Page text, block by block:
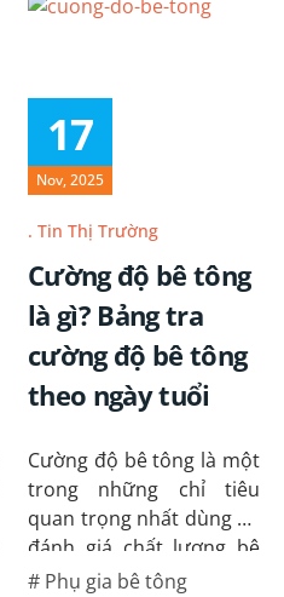
17
Nov, 2025
Tin Thị Trường
Cường độ bê tông
là gì? Bảng tra
cường độ bê tông
theo ngày tuổi
Cường độ bê tông là một
trong những chỉ tiêu
quan trọng nhất dùng để
đánh giá chất lượng bê
tông, cũng như độ bền,
Phụ gia bê tông